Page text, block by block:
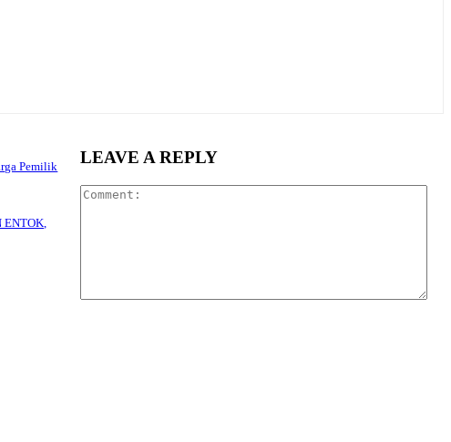
Pemilik
ENTOK,
LEAVE A REPLY